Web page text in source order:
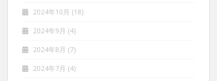
2024年10月 (18)
2024年9月 (4)
2024年8月 (7)
2024年7月 (4)